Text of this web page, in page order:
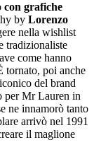
con grafiche
by Lorenzo
nella wishlist
tradizionaliste
come hanno
tornato, poi anche
del brand
per Mr Lauren in
ne innamorò tanto
arrivò nel 1991
il maglione